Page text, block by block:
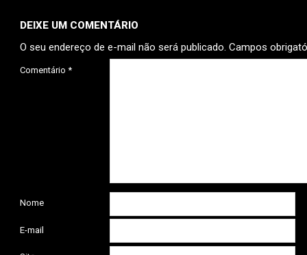
DEIXE UM COMENTÁRIO
O seu endereço de e-mail não será publicado. Campos
Comentário *
Nome
E-mail